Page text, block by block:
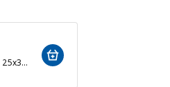
收納盒, 白色, 25x35x25 公分